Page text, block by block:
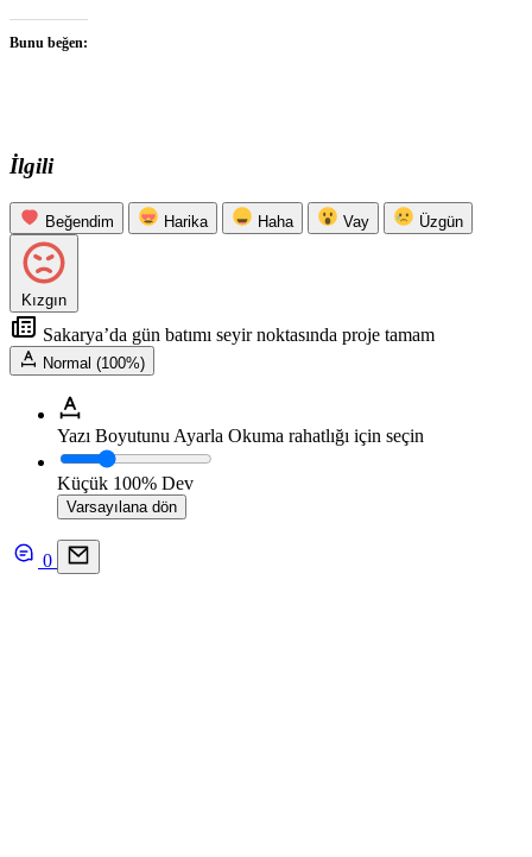
Bunu beğen:
İlgili
Beğendim Harika Haha Vay Üzgün
Kızgın
Sakarya’da gün batımı seyir noktasında proje tamam
Normal (100%)
Yazı Boyutunu Ayarla Okuma rahatlığı için seçin
Küçük 100% Dev
Varsayılana dön
0